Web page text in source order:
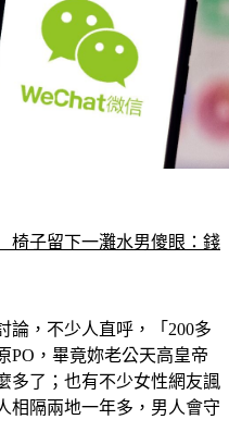
PO，畢竟妳老公天高皇帝
了；也有不少女性網友諷
相隔兩地一年多，男人會守